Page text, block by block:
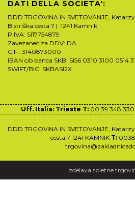
DATI DELLA SOCIETA':
DDD TRGOVINA IN SVETOVANJE,
Bistriška cesta 7 | 1241 Kamnik
P.IVA: SI17754879
Zavezanec za DDV: DA
C.F.: 3140873000
IBAN c/o banca SKB: SI56 0310 3100 0514
SWIFT/BIC: SKBASI2X
Uff. Italia: Trieste T: 00 39 348
DDD TRGOVINA IN SVETOVANJE,
cesta 7 1241 KAMNIK T:
Izdelava spletne